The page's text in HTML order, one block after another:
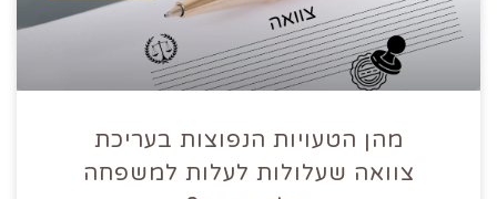
מהן הטעויות הנפוצות בעריכת
צוואה שעלולות לעלות למשפחה